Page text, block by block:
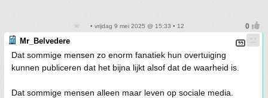
• vrijdag 9 mei 2025 @ 15:33 • 12
Mr_Belvedere
Dat sommige mensen zo enorm fanatiek hun overtuiging
kunnen publiceren dat het bijna lijkt alsof dat de waarheid is.
Dat sommige mensen alleen maar leven op sociale media.